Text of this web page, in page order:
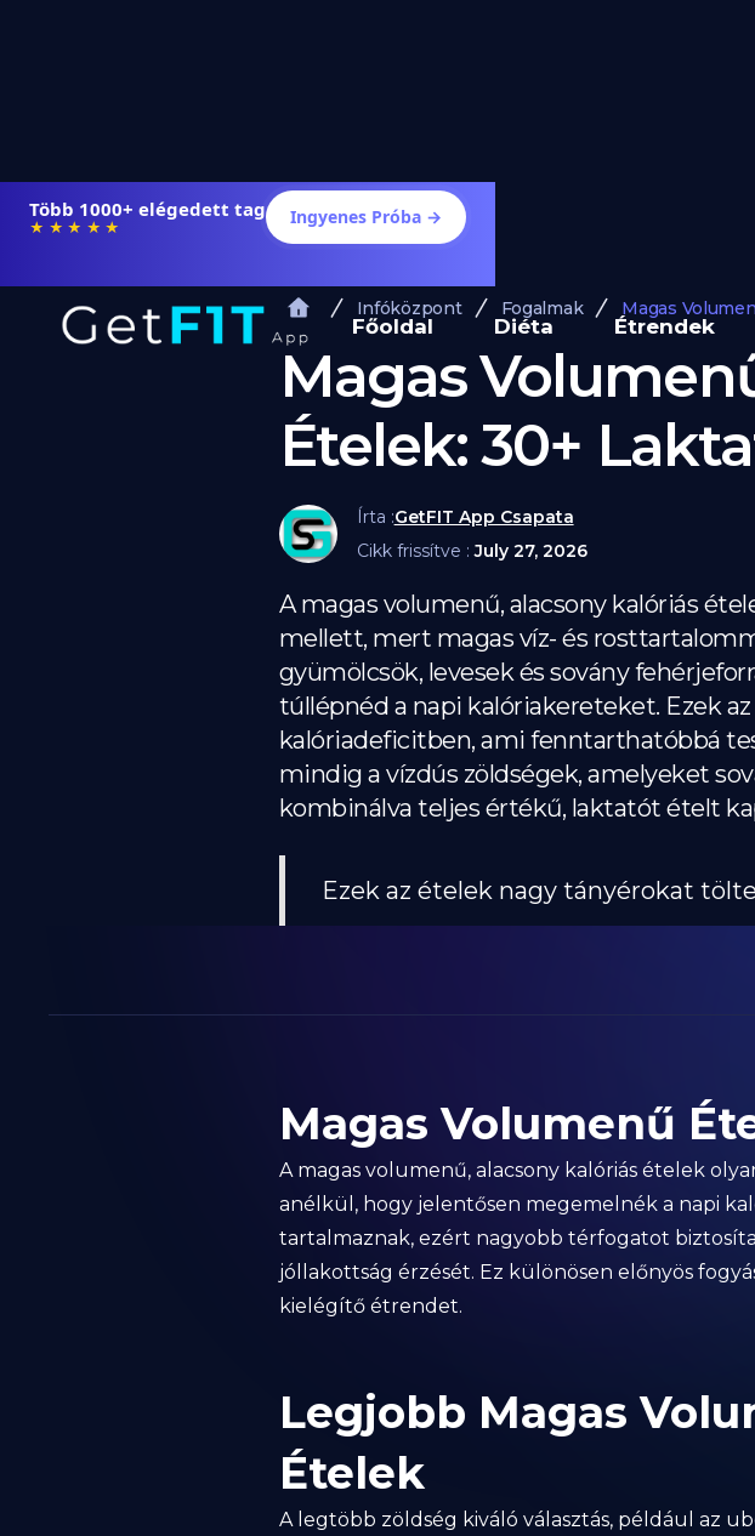
Több 1000+ elégedett tag
★★★★★ Ingyenes Próba →
Főoldal Diéta Étrendek
Infóközpont Fogalmak Magas
Magas
Ételek: 30+
Írta :GetFIT App Csapata
Cikk frissítve :July 27, 2026
A magas volumenű, alacsony kalóriás
mellett, mert magas víz- és
gyümölcsök, levesek és sovány
túllépnéd a napi kalóriakereteket. Ezek
kalóriadeficitben, ami fenntarthatóbbá
mindig a vízdús zöldségek, amelyeket
kombinálva teljes értékű, laktatót ételt
Ezek az ételek nagy tányérokat
Magas Volumenű
A magas volumenű, alacsony kalóriás ételek
anélkül, hogy jelentősen megemelnék a napi
tartalmaznak, ezért nagyobb térfogatot
jóllakottság érzését. Ez különösen előnyös
kielégítő étrendet.
Legjobb Magas
Ételek
A legtöbb zöldség kiváló választás, például az